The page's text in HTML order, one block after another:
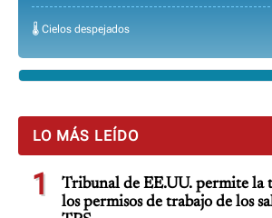
🌡️ Cielos despejados
LO MÁS LEÍDO
1
Tribunal de EE.UU. permite la
los permisos de trabajo de los